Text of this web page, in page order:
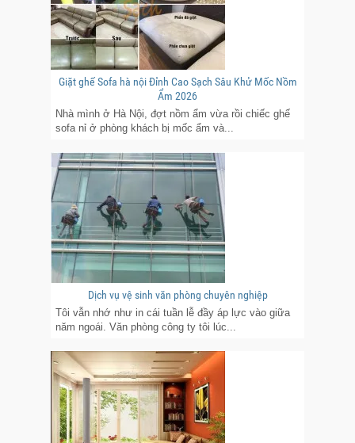
Giặt ghế Sofa hà nội Đỉnh Cao Sạch Sâu Khử Mốc Nồm
Ẩm 2026
Nhà mình ở Hà Nội, đợt nồm ẩm vừa rồi chiếc ghế
sofa nỉ ở phòng khách bị mốc ẩm và...
Dịch vụ vệ sinh văn phòng chuyên nghiệp
Tôi vẫn nhớ như in cái tuần lễ đầy áp lực vào giữa
năm ngoái. Văn phòng công ty tôi lúc...